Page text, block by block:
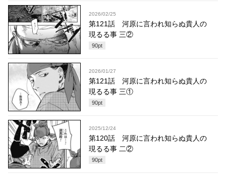
2026/02/25
第121話 河原に言われ知らぬ貴人の
現るる事 三②
90pt
2026/01/27
第121話 河原に言われ知らぬ貴人の
現るる事 三①
90pt
2025/12/24
第120話 河原に言われ知らぬ貴人の
現るる事 二②
90pt